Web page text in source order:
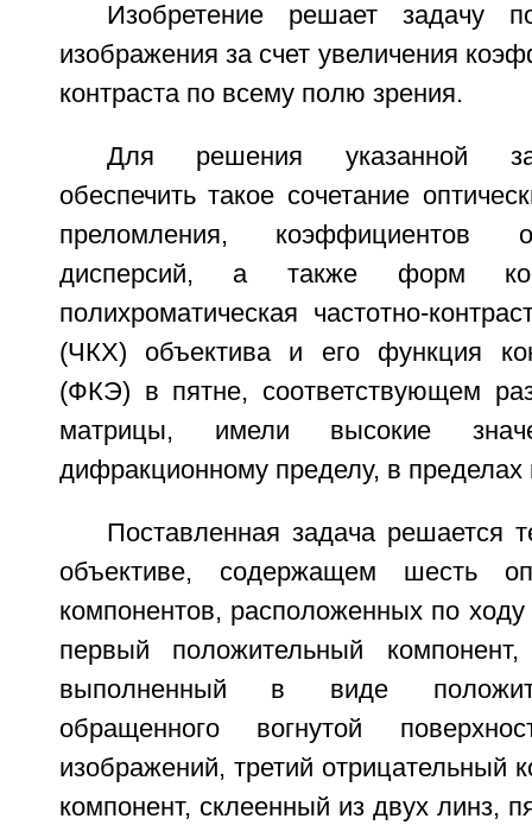
Изобретение решает задачу
изображения за счет увеличения
контраста по всему полю зрения.
Для решения указанной
обеспечить такое сочетание
преломления, коэффициентов
дисперсий, а также форм
полихроматическая частотно-
(ЧКХ) объектива и его функция
(ФКЭ) в пятне, соответствующем
матрицы, имели высокие
дифракционному пределу, в пределах
Поставленная задача решается
объективе, содержащем шесть
компонентов, расположенных по
первый положительный
выполненный в виде
обращенного вогнутой
изображений, третий отрицательный
компонент, склеенный из двух линз,